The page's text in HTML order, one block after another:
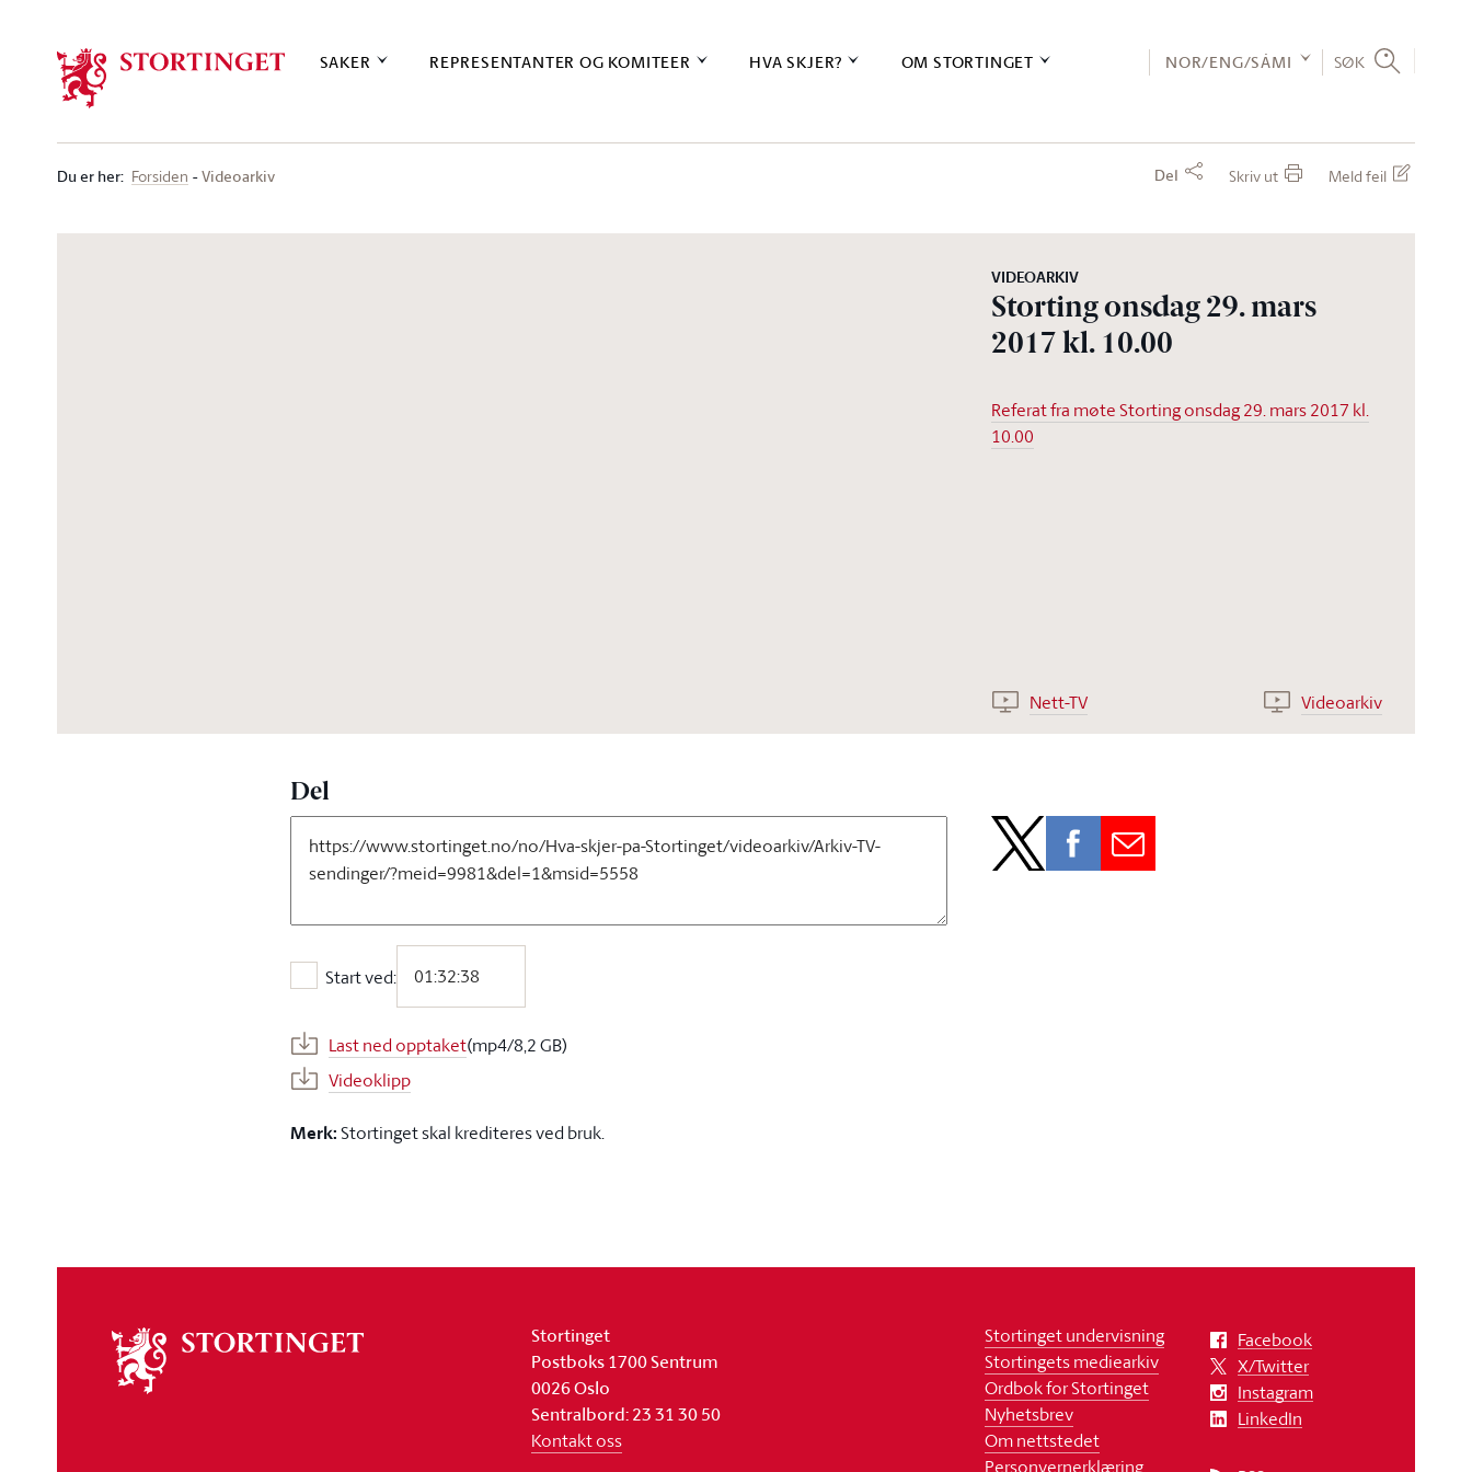
SAKER REPRESENTANTER OG KOMITEER HVA SKJER? OM STORTINGET NOR/ENG/SÁMI SØK
Du er her: Forsiden Videoarkiv Del Skriv ut Meld feil
VIDEOARKIV
Storting onsdag 29. mars
2017 kl. 10.00
Referat fra møte Storting onsdag 29. mars 2017 kl.
10.00
Nett-TV Videoarkiv
Del
Start ved:
Start ved:
Last ned opptaket(mp4/8,2 GB)
Videoklipp
Merk:Stortinget skal krediteres ved bruk.
stortinget
Stortinget
Postboks 1700 Sentrum
0026 Oslo
Sentralbord: 23 31 30 50
Kontakt oss
Stortinget undervisning
Stortingets mediearkiv
Ordbok for Stortinget
Nyhetsbrev
Om nettstedet
Personvernerklæring
Facebook
X/Twitter
Instagram
LinkedIn